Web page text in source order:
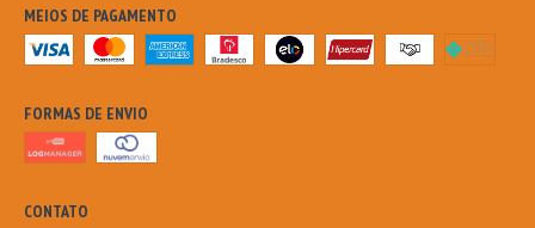
MEIOS DE PAGAMENTO
FORMAS DE ENVIO
CONTATO